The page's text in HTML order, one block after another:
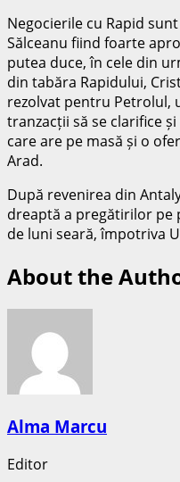
Negocierile cu Rapid
Sălceanu fiind foarte
putea duce, în cele din
din tabăra Rapidului,
rezolvat pentru Petrolul,
tranzacții să se clarifice
care are pe masă și o
Arad.
După revenirea din
dreaptă a pregătirilor pe
de luni seară, împotriva
About the
Alma Marcu
Editor